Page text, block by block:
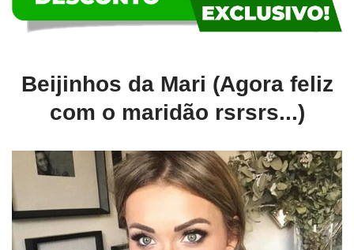
Beijinhos da Mari (Agora feliz
com o maridão rsrsrs...)